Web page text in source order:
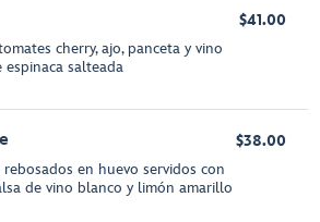
cherry, ajo, panceta y vino
salteada
$41.00
en huevo servidos con
de vino blanco y limón amarillo
$38.00